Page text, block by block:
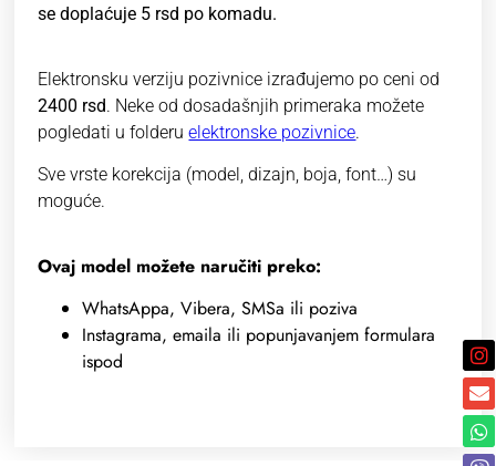
se doplaćuje 5 rsd po komadu.
Elektronsku verziju pozivnice izrađujemo po ceni od
2400 rsd. Neke od dosadašnjih primeraka možete
pogledati u folderuelektronske pozivnice.
Sve vrste korekcija (model, dizajn, boja, font…) su
moguće.
Ovaj model možete naručiti preko:
WhatsAppa, Vibera, SMSa ili poziva
Instagrama, emaila ili popunjavanjem formulara
ispod